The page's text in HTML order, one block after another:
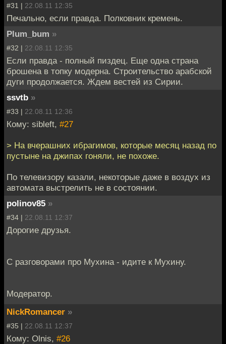
#31 | 22.08.11 12:35
Печально, если правда. Полковник кремень.
Plum_bum »
#32 | 22.08.11 12:35
Если правда - полный пиздец. Еще одна страна
брошена в топку модерна. Строительство арабской
дуги продолжается. Ждем вестей из Сирии.
ssvtb »
#33 | 22.08.11 12:36
Кому: sibleft, #27
> На вчерашних ибрагимов, которые месяц назад по
пустыне на джипах гоняли, не похоже.
По телевизору казали, некоторые даже в воздух из
автомата выстрелить не в состоянии.
polinov85 »
#34 | 22.08.11 12:37
Дорогие друзья.
С разговорами про Мухина - идите к Мухину.
Модератор.
NickRomancer »
#35 | 22.08.11 12:37
Кому: Olnis, #26